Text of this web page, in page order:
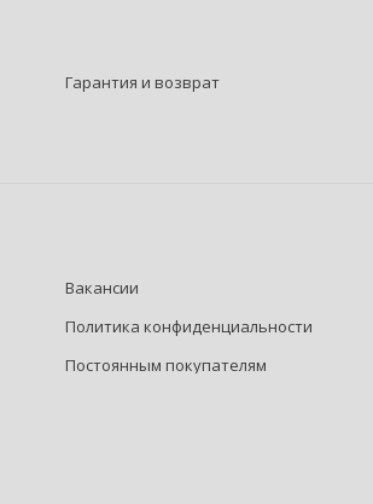
Гарантия и возврат
Вакансии
Политика конфиденциальности
Постоянным покупателям